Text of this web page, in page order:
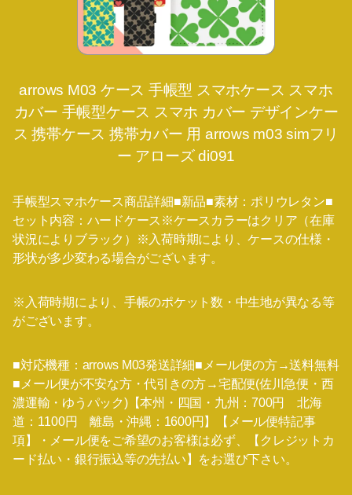
arrows M03 ケース 手帳型 スマホケース スマホ
カバー 手帳型ケース スマホ カバー デザインケー
ス 携帯ケース 携帯カバー 用 arrows m03 simフリ
ー アローズ di091
手帳型スマホケース商品詳細■新品■素材：ポリウレタン■
セット内容：ハードケース※ケースカラーはクリア（在庫
状況によりブラック）※入荷時期により、ケースの仕様・
形状が多少変わる場合がございます。
※入荷時期により、手帳のポケット数・中生地が異なる等
がございます。
■対応機種：arrows M03発送詳細■メール便の方→送料無料
■メール便が不安な方・代引きの方→宅配便(佐川急便・西
濃運輸・ゆうパック)【本州・四国・九州：700円 北海
道：1100円 離島・沖縄：1600円】【メール便特記事
項】・メール便をご希望のお客様は必ず、【クレジットカ
ード払い・銀行振込等の先払い】をお選び下さい。